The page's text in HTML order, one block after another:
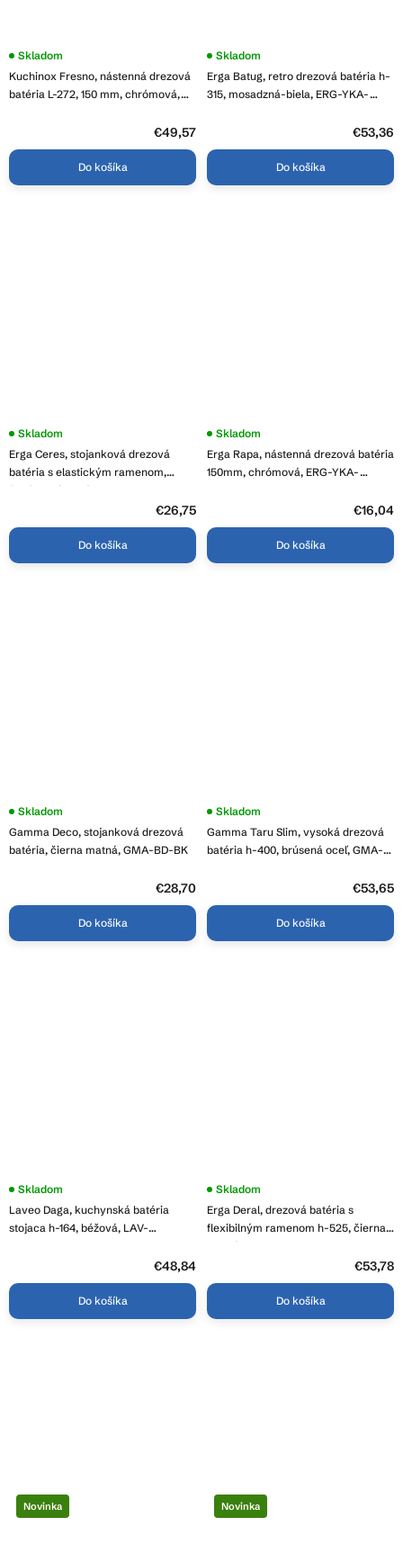
Kuchinox Fresno, nástenná drezová
batéria L-272, 150 mm, chrómová,
Skladom
€49,57
Do košíka
Erga Batug, retro drezová batéria h-
315, mosadzná-biela, ERG-YKA-
Priemerné
produktu
je
Skladom
€53,36
Do košíka
Erga Ceres, stojanková drezová
batéria s elastickým ramenom,
šedá-chrómová, ERG-YKA-
Skladom
€26,75
Do košíka
Erga Rapa, nástenná drezová batéria
150mm, chrómová, ERG-YKA-
Skladom
€16,04
Do košíka
Gamma Deco, stojanková drezová
batéria, čierna matná, GMA-BD-BK
Skladom
€28,70
Do košíka
Gamma Taru Slim, vysoká drezová
batéria h-400, brúsená oceľ, GMA-
Skladom
€53,65
Do košíka
Laveo Daga, kuchynská batéria
stojaca h-164, béžová, LAV-
Skladom
€48,84
Do košíka
Erga Deral, drezová batéria s
flexibilným ramenom h-525, čierna
matná, ERG-YKA-BZ.DERAL-BLK
Skladom
€53,78
Do košíka
Novinka Novinka